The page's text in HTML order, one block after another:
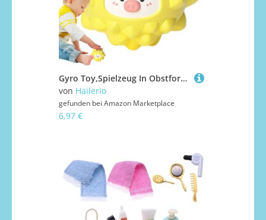
Gyro Toy,Spielzeug In Obstformen | Spaß Entspannung, Schmuck Für Schreibtisch Kinder Mädchen Schule Zuhause Reise Kindergarten
von Hailerio
gefunden bei Amazon Marketplace
6,97 €